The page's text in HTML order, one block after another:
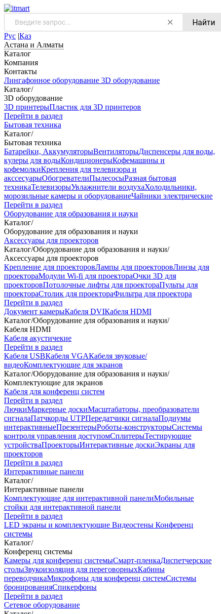
Найти
Рус |Қаз
Астана и Алматы
Каталог
Компания
Контакты
Лингафонное оборудование 3D оборудование
Каталог/
3D оборудование
3D принтерыПластик для 3D принтеров
Перейти в раздел
Бытовая техника
Каталог/
Бытовая техника
Батарейки, АккумуляторыВентиляторыДиспенсеры для воды,
кулеры для водыКондиционерыКофемашины и
кофемолкиКрепления для телевизора и
акссесуарыОбогревателиПылесосыРазная бытовая
техникаТелевизорыУвлажнители воздухаХолодильники,
морозильные камеры и оборудованиеЧайники электрические
Перейти в раздел
Оборудование для образования и науки
Каталог/
Оборудование для образования и науки
Аксессуары для проекторов
Каталог/Оборудование для образования и науки/
Аксессуары для проекторов
Крепление для проекторовЛампы для проекторовЛинзы для
проектораМодули Wi-fi для проектораОчки 3D для
проекторовПотолочные лифты для проектораПульты для
проектораСтолик для проектораФильтра для проектора
Перейти в раздел
Документ камерыКабеля DVIКабеля HDMI
Каталог/Оборудование для образования и науки/
Кабеля HDMI
Кабеля акустичекие
Перейти в раздел
Кабеля USBКабеля VGAКабеля звуковые/
видеоКомплектующие для экранов
Каталог/Оборудование для образования и науки/
Комплектующие для экранов
Кабеля для конференц систем
Перейти в раздел
ЛючкиМаркерные доскиМасштабаторы, преобразователи
сигналаПатчкорды UTPПередатчики сигналаПодиумы
интерактивныеПрезентерыРоботы-конструкторыСистемы
контроля управления доступомСплитерыТестирующие
устройстваПроекторыИнтерактивные доскиЭкраны для
проекторов
Перейти в раздел
Интерактивные панели
Каталог/
Интерактивные панели
Комплектующие для интерактивной панелиМобильные
стойки для интерактивной панели
Перейти в раздел
LED экраны и комплектующие Видеостены Конференц
системы
Каталог/
Конференц системы
Камеры для конференц системыCмарт-пленкаДиспетчерские
столыЗвукоизоляция для переговорныхКабины
переводчикаМикрофоны для конференц системСистемы
бронированияСпикерфоны
Перейти в раздел
Сетевое оборудование